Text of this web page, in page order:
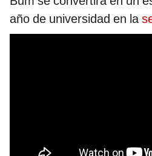
año de universidad en la